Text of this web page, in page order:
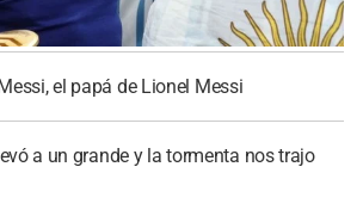
el papá de Lionel Messi
a un grande y la tormenta nos trajo